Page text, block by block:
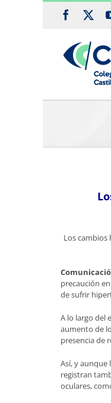
Los cambios
precaución
de sufrir
A lo largo del
aumento de
presencia de
Así, y
registran
oculares,